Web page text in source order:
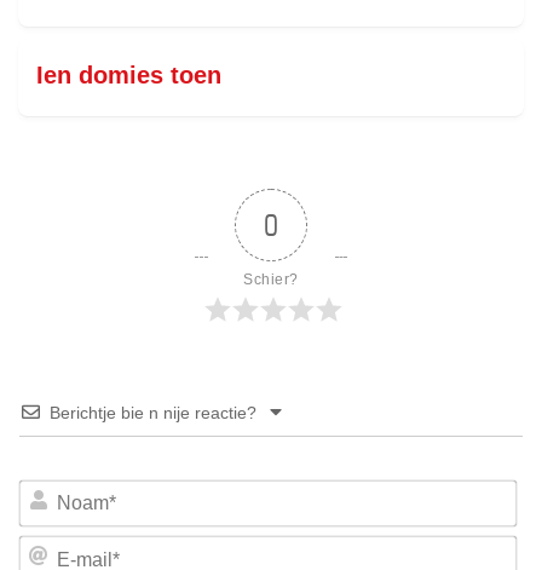
Ien domies toen
0
Schier?
Berichtje bie n nije reactie?
E-